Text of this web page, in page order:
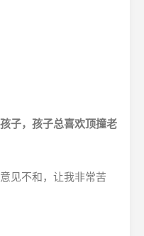
子，孩子总喜欢顶撞老
见不和，让我非常苦